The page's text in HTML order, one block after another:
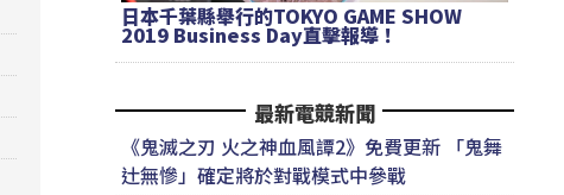
日本千葉縣舉行的TOKYO GAME SHOW
2019 Business Day直擊報導！
最新電競新聞
《鬼滅之刃 火之神血風譚2》免費更新 「鬼舞
辻無慘」確定將於對戰模式中參戰